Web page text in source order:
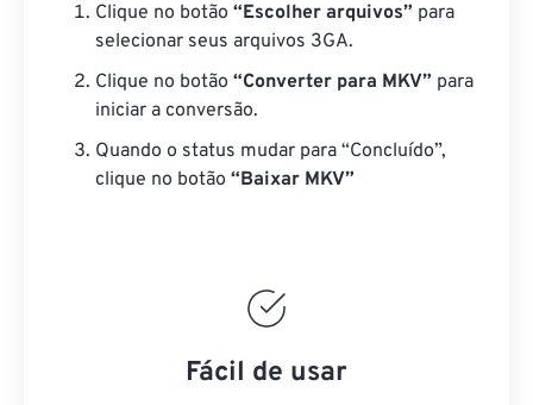
Clique no botão “Escolher arquivos” para
selecionar seus arquivos 3GA.
Clique no botão “Converter para MKV” para
iniciar a conversão.
Quando o status mudar para “Concluído”,
clique no botão “Baixar MKV”
Fácil de usar